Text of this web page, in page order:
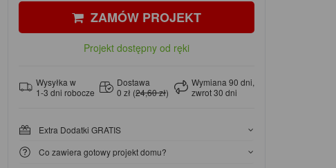
ZAMÓW PROJEKT
Projekt dostępny od ręki
Wysyłka w
1-3 dni robocze
Dostawa
0 zł (24,60 zł)
Wymiana 90 dni,
zwrot 30 dni
Extra Dodatki GRATIS
Co zawiera gotowy projekt domu?